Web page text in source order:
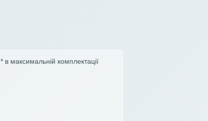
* в максимальній комплектації